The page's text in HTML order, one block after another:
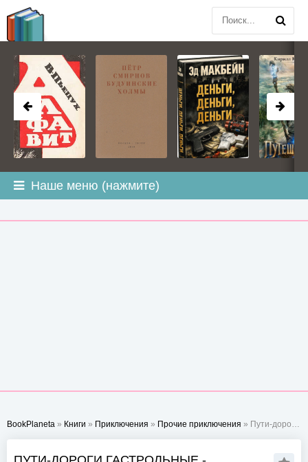
Наше меню (нажмите)
BookPlaneta » Книги » Приключения » Прочие приключения » Пути-дороги гастрольные - Любовь Фёдоровна Ларкина
BOOKPLANETA.COM